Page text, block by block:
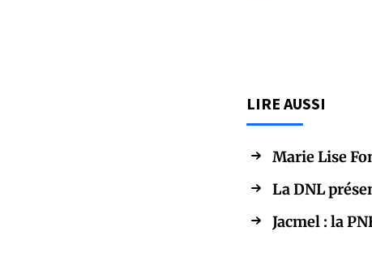
LIRE AUSSI
Marie Lise
La DNL
Jacmel : la